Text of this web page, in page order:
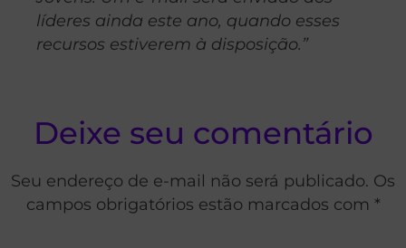
líderes ainda este ano, quando esses
recursos estiverem à disposição.”
Deixe seu comentário
Seu endereço de e-mail não será publicado. Os
campos obrigatórios estão marcados com *